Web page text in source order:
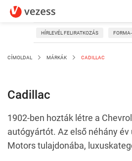
HÍRLEVÉL FELIRATKOZÁS
CÍMOLDAL MÁRKÁK CADILLAC
Cadillac
1902-ben hozták létre a
autógyártót. Az első néhány év
Motors tulajdonába,